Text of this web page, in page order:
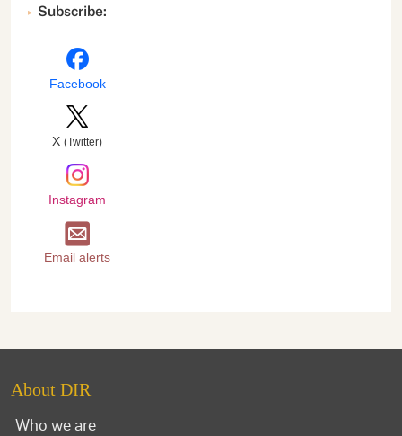
Subscribe:
Facebook
X (Twitter)
Instagram
Email alerts
About DIR
Who we are